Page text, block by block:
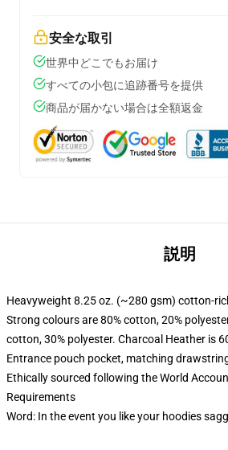
安全な取引
世界中どこでもお届け
すべての小包に追跡番号を提供
商品が届かない場合は全額返金
説明
Heavyweight 8.25 oz. (~280 gsm) cotton-
Strong colours are 80% cotton, 20%
cotton, 30% polyester. Charcoal Heather is
Entrance pouch pocket, matching
Ethically sourced following the World
Requirements
Word: In the event you like your hoodies